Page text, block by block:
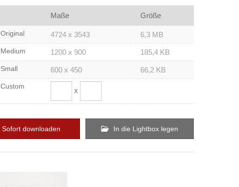
Maße Größe
Original 4724 x 3543 6,3 MB
Medium 1200 x 900 185,4 KB
Small 600 x 450 66,2 KB
Custom x
Sofort downloaden In die Lightbox legen